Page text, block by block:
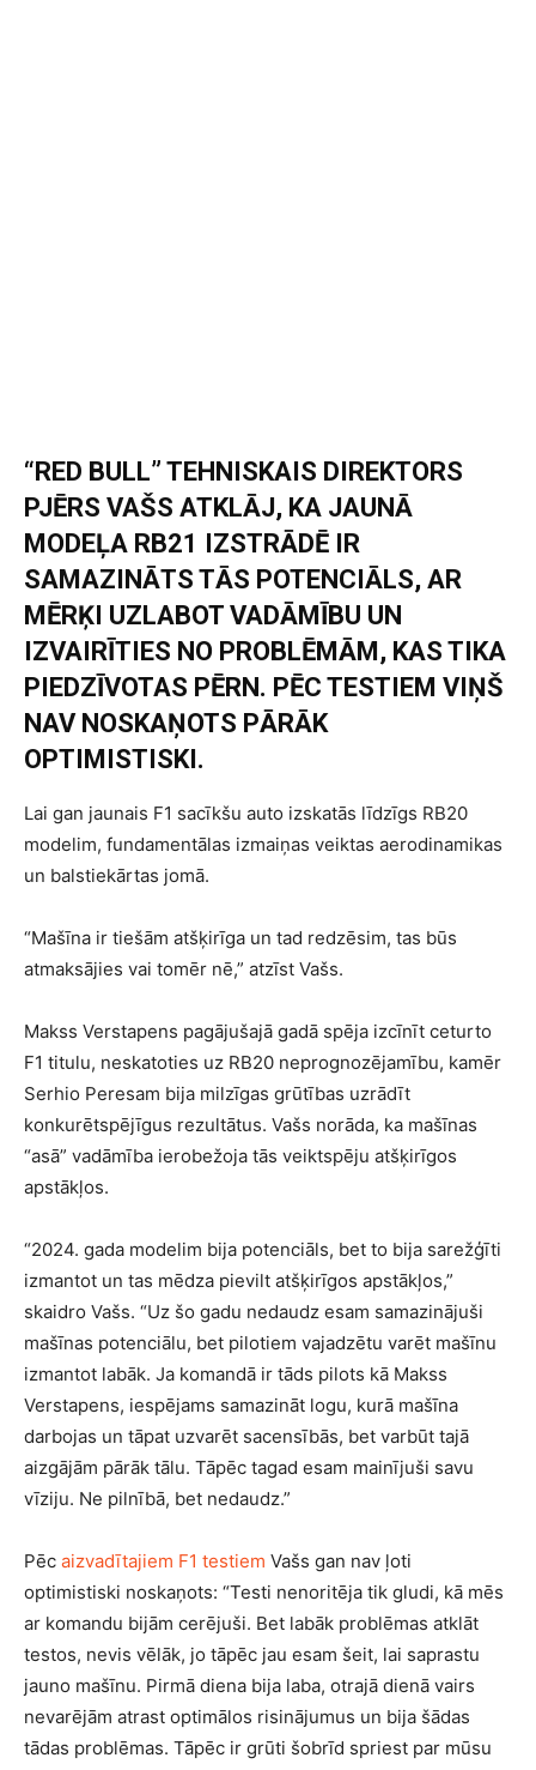
“RED BULL” TEHNISKAIS DIREKTORS
PJĒRS VAŠS ATKLĀJ, KA JAUNĀ
MODEĻA RB21 IZSTRĀDĒ IR
SAMAZINĀTS TĀS POTENCIĀLS, AR
MĒRĶI UZLABOT VADĀMĪBU UN
IZVAIRĪTIES NO PROBLĒMĀM, KAS TIKA
PIEDZĪVOTAS PĒRN. PĒC TESTIEM VIŅŠ
NAV NOSKAŅOTS PĀRĀK
OPTIMISTISKI.
Lai gan jaunais F1 sacīkšu auto izskatās līdzīgs RB20
modelim, fundamentālas izmaiņas veiktas aerodinamikas
un balstiekārtas jomā.
“Mašīna ir tiešām atšķirīga un tad redzēsim, tas būs
atmaksājies vai tomēr nē,” atzīst Vašs.
Makss Verstapens pagājušajā gadā spēja izcīnīt ceturto
F1 titulu, neskatoties uz RB20 neprognozējamību, kamēr
Serhio Peresam bija milzīgas grūtības uzrādīt
konkurētspējīgus rezultātus. Vašs norāda, ka mašīnas
“asā” vadāmība ierobežoja tās veiktspēju atšķirīgos
apstākļos.
“2024. gada modelim bija potenciāls, bet to bija sarežģīti
izmantot un tas mēdza pievilt atšķirīgos apstākļos,”
skaidro Vašs. “Uz šo gadu nedaudz esam samazinājuši
mašīnas potenciālu, bet pilotiem vajadzētu varēt mašīnu
izmantot labāk. Ja komandā ir tāds pilots kā Makss
Verstapens, iespējams samazināt logu, kurā mašīna
darbojas un tāpat uzvarēt sacensībās, bet varbūt tajā
aizgājām pārāk tālu. Tāpēc tagad esam mainījuši savu
vīziju. Ne pilnībā, bet nedaudz.”
Pēc aizvadītajiem F1 testiem Vašs gan nav ļoti
optimistiski noskaņots: “Testi nenoritēja tik gludi, kā mēs
ar komandu bijām cerējuši. Bet labāk problēmas atklāt
testos, nevis vēlāk, jo tāpēc jau esam šeit, lai saprastu
jauno mašīnu. Pirmā diena bija laba, otrajā dienā vairs
nevarējām atrast optimālos risinājumus un bija šādas
tādas problēmas. Tāpēc ir grūti šobrīd spriest par mūsu